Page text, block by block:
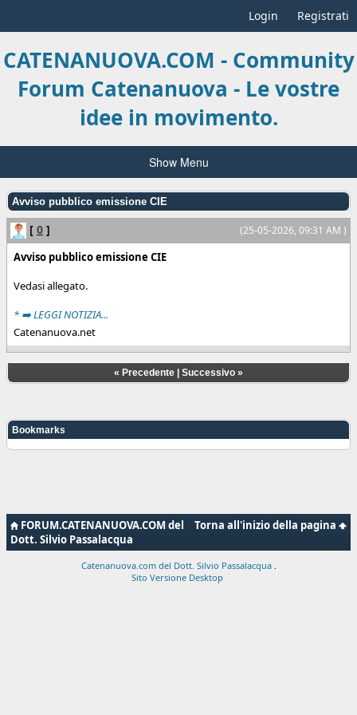
Login Registrati
CATENANUOVA.COM - Community
Forum Catenanuova - Le vostre
idee in movimento.
Show Menu
Avviso pubblico emissione CIE
(25-05-2026, 09:31 AM )
[ 0 ]
Avviso pubblico emissione CIE
Vedasi allegato.
* ➡️ LEGGI NOTIZIA...
Catenanuova.net
« Precedente Successivo »
Bookmarks
Torna all'inizio della pagina
FORUM.CATENANUOVA.COM del
Dott. Silvio Passalacqua
Catenanuova.com del Dott. Silvio Passalacqua
Sito Versione Desktop